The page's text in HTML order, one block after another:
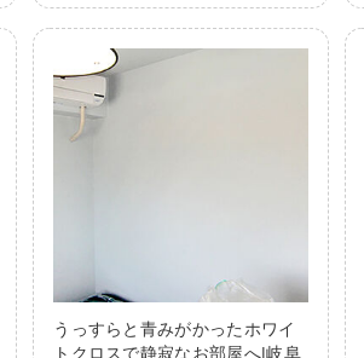
うっすらと青みがかったホワイ
トクロスで静寂なお部屋へ|岐阜